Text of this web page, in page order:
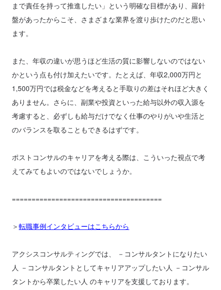
まで責任を持って推進したい」という明確な目標があり、羅針
盤があったからこそ、さまざまな業界を渡り歩けたのだと思い
ます。
また、年収の違いが思うほど生活の質に影響しないのではない
かという点も付け加えたいです。たとえば、年収2,000万円と
1,500万円では税金などを考えると手取りの差はそれほど大きく
ありません。さらに、副業や投資といった給与以外の収入源を
考慮すると、必ずしも給与だけでなく仕事のやりがいや生活と
のバランスを取ることもできるはずです。
ポストコンサルのキャリアを考える際は、こういった視点で考
えてみてもよいのではないでしょうか。
======================================
＞転職事例インタビューはこちらから
アクシスコンサルティングでは、 －コンサルタントになりたい
人 －コンサルタントとしてキャリアアップしたい人 －コンサル
タントから卒業したい人 のキャリアを支援しております。